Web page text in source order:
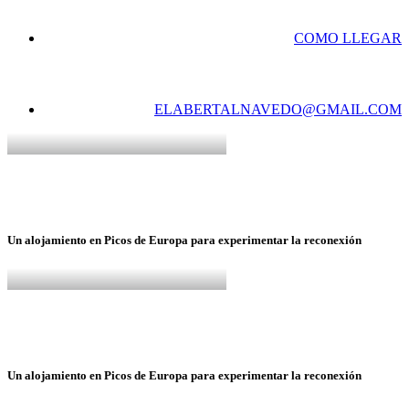
COMO LLEGAR
ELABERTALNAVEDO@GMAIL.COM
Un alojamiento en Picos de Europa para experimentar la reconexión
Un alojamiento en Picos de Europa para experimentar la reconexión